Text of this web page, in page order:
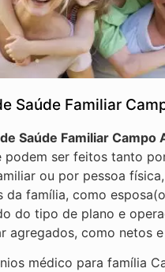
Saúde Familiar
Saúde Familiar Campo
podem ser feitos tanto
ou por pessoa
da família, como
do tipo de plano e
agregados, como netos
médico para família